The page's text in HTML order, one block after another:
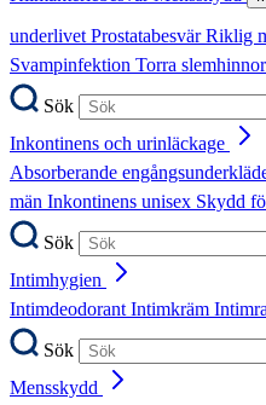
underlivetProstatabesvärRiklig
Svampinfektion Torra slemhinnor
Sök
Inkontinens och urinläckage
Absorberande
män Inkontinens unisex Skydd
Sök
Intimhygien
IntimdeodorantIntimkräm
Sök
Mensskydd